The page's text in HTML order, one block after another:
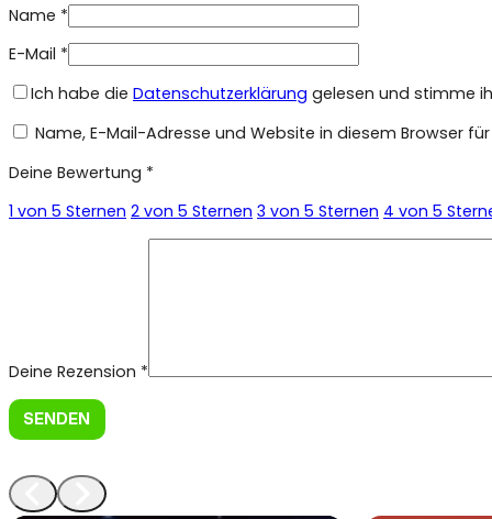
Name *
E-Mail *
Ich habe die Datenschutzerklärung gelesen und stimme
Name, E-Mail-Adresse und Website in diesem Browser
Deine Bewertung *
1 von 5 Sternen 2 von 5 Sternen 3 von 5 Sternen 4 von 5
Deine Rezension *